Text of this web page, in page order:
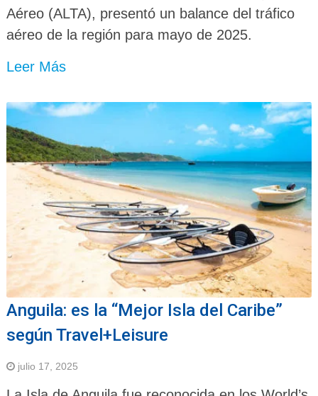
Aéreo (ALTA), presentó un balance del tráfico
aéreo de la región para mayo de 2025.
Leer Más
Anguila: es la “Mejor Isla del Caribe”
según Travel+Leisure
julio 17, 2025